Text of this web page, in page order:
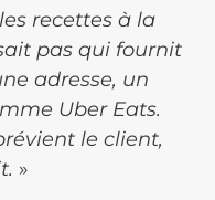
recettes à la
pas qui fournit
adresse, un
Uber Eats.
le client,
»